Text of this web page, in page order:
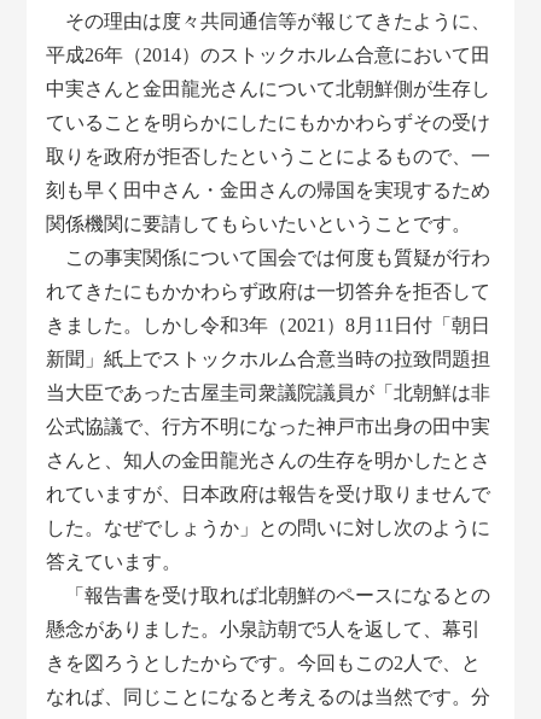
その理由は度々共同通信等が報じてきたように、
平成26年（2014）のストックホルム合意において田
中実さんと金田龍光さんについて北朝鮮側が生存し
ていることを明らかにしたにもかかわらずその受け
取りを政府が拒否したということによるもので、一
刻も早く田中さん・金田さんの帰国を実現するため
関係機関に要請してもらいたいということです。
この事実関係について国会では何度も質疑が行わ
れてきたにもかかわらず政府は一切答弁を拒否して
きました。しかし令和3年（2021）8月11日付「朝日
新聞」紙上でストックホルム合意当時の拉致問題担
当大臣であった古屋圭司衆議院議員が「北朝鮮は非
公式協議で、行方不明になった神戸市出身の田中実
さんと、知人の金田龍光さんの生存を明かしたとさ
れていますが、日本政府は報告を受け取りませんで
した。なぜでしょうか」との問いに対し次のように
答えています。
「報告書を受け取れば北朝鮮のペースになるとの
懸念がありました。小泉訪朝で5人を返して、幕引
きを図ろうとしたからです。今回もこの2人で、と
なれば、同じことになると考えるのは当然です。分